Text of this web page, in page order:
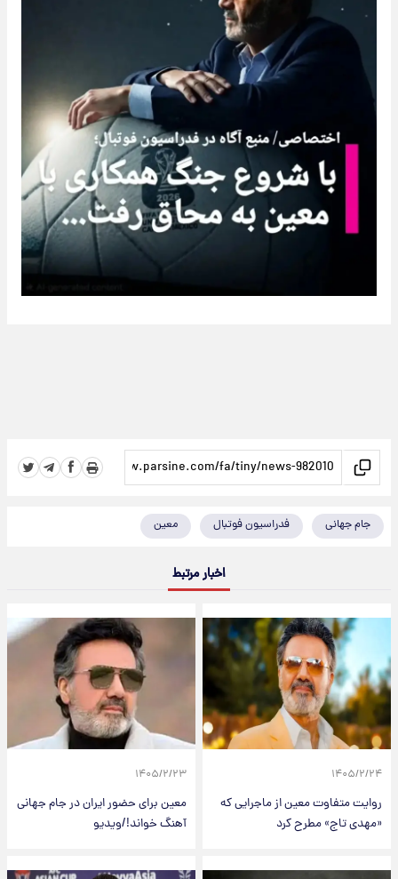
جام جهانی فدراسیون فوتبال معین
اخبار مرتبط
۱۴۰۵/۲/۲۴
روایت متفاوت معین از ماجرایی که
«مهدی تاج» مطرح کرد
۱۴۰۵/۲/۲۳
معین برای حضور ایران در جام جهانی
آهنگ خواند!/ویدیو